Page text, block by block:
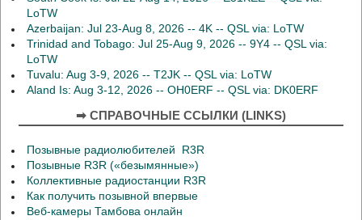
LoTW
Azerbaijan: Jul 23-Aug 8, 2026 -- 4K -- QSL via: LoTW
Trinidad and Tobago: Jul 25-Aug 9, 2026 -- 9Y4 -- QSL via:
LoTW
Tuvalu: Aug 3-9, 2026 -- T2JK -- QSL via: LoTW
Aland Is: Aug 3-12, 2026 -- OH0ERF -- QSL via: DK0ERF
➡ СПРАВОЧНЫЕ ССЫЛКИ (LINKS)
Позывные радиолюбителей R3R
Позывные R3R («безымянные»)
Коллективные радиостанции R3R
Как получить позывной впервые
Веб-камеры Тамбова онлайн